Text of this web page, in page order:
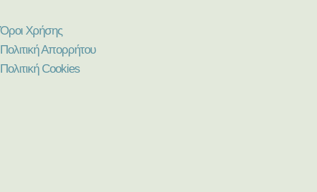
Όροι Χρήσης
Πολιτική Απορρήτου
Πολιτική Cookies